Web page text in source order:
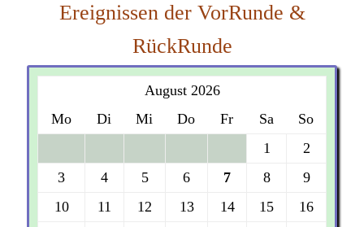
Ereignissen der VorRunde &
RückRunde
August 2026
Mo
Di Mi Do Fr Sa
So
1
2
3
4 5 6 7 8
9
10
11 12 13 14 15
16